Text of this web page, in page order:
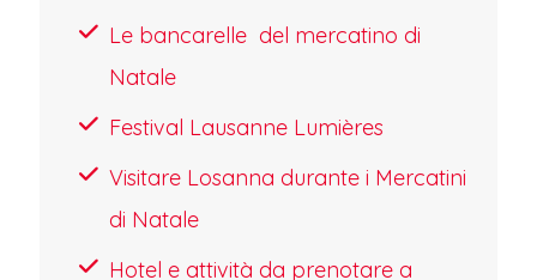
Le bancarelle del mercatino di
Natale
Festival Lausanne Lumières
Visitare Losanna durante i Mercatini
di Natale
Hotel e attività da prenotare a